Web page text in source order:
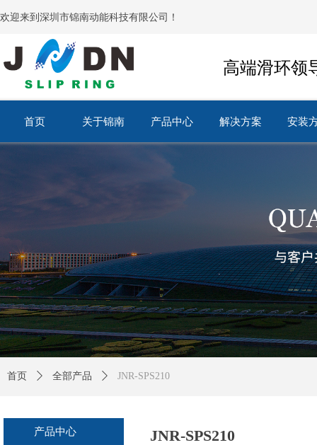
首页 关于锦南 产品中心
产品中心
解决方案 安装
高端滑环领
欢迎来到深圳市锦南动能科技有限公司！
JNR-SPS210
首页 ꄲ 全部产品 ꄲ JNR-SPS210
产品中心